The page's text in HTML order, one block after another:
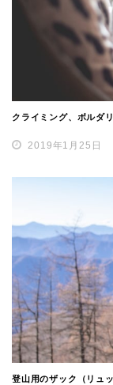
クライミング、ボルダ
2019年1月25日
登山用のザック（リュ